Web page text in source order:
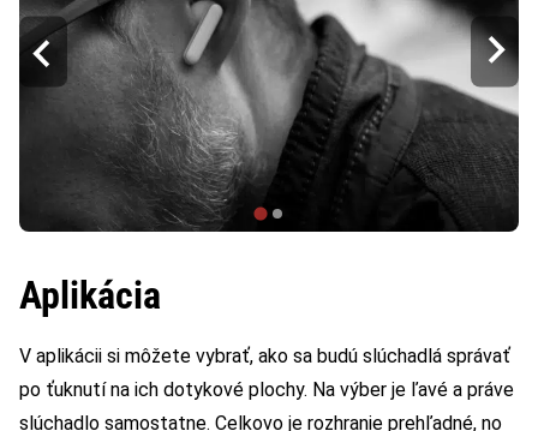
Aplikácia
V aplikácii si môžete vybrať, ako sa budú slúchadlá správať
po ťuknutí na ich dotykové plochy. Na výber je ľavé a práve
slúchadlo samostatne. Celkovo je rozhranie prehľadné, no